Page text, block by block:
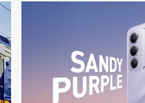
який
точно
є
у